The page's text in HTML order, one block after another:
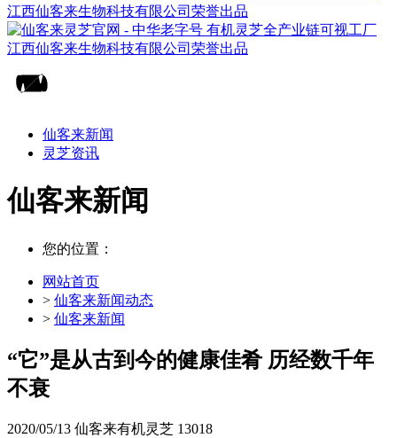
仙客来新闻
灵芝资讯
仙客来新闻
您的位置：
网站首页
> 仙客来新闻动态
> 仙客来新闻
“它”是从古到今的健康佳肴 历经数千年
不衰
2020/05/13 仙客来有机灵芝 13018